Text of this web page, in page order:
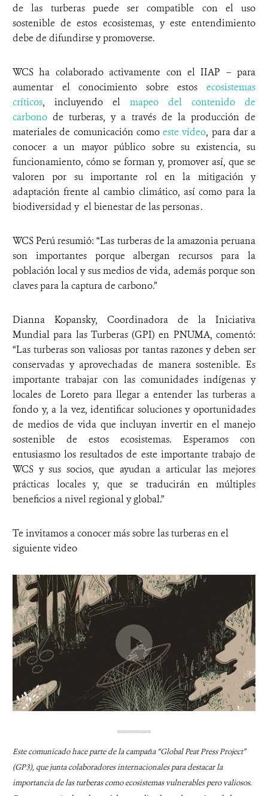
de las turberas puede ser compatible con el uso
sostenible de estos ecosistemas, y este entendimiento
debe de difundirse y promoverse.
WCS ha colaborado activamente con el IIAP – para
aumentar el conocimiento sobre estos ecosistemas
críticos, incluyendo el mapeo del contenido de
carbono de turberas, y a través de la producción de
materiales de comunicación como este vídeo, para dar a
conocer a un mayor público sobre su existencia, su
funcionamiento, cómo se forman y, promover así, que se
valoren por su importante rol en la mitigación y
adaptación frente al cambio climático, así como para la
biodiversidad y el bienestar de las personas .
WCS Perú resumió: “Las turberas de la amazonia peruana
son importantes porque albergan recursos para la
población local y sus medios de vida, además porque son
claves para la captura de carbono.”
Dianna Kopansky, Coordinadora de la Iniciativa
Mundial para las Turberas (GPI) en PNUMA, comentó:
“Las turberas son valiosas por tantas razones y deben ser
conservadas y aprovechadas de manera sostenible. Es
importante trabajar con las comunidades indígenas y
locales de Loreto para llegar a entender las turberas a
fondo y, a la vez, identificar soluciones y oportunidades
de medios de vida que incluyan invertir en el manejo
sostenible de estos ecosistemas. Esperamos con
entusiasmo los resultados de este importante trabajo de
WCS y sus socios, que ayudan a articular las mejores
prácticas locales y, que se traducirán en múltiples
beneficios a nivel regional y global.”
Te invitamos a conocer más sobre las turberas en el
siguiente video
Este comunicado hace parte de la campaña “Global Peat Press Project”
(GP3), que junta colaboradores internacionales para destacar la
importancia de las turberas como ecosistemas vulnerables pero valiosos.